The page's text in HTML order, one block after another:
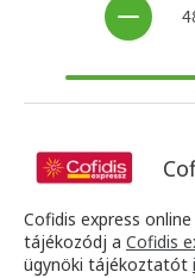
Cofidis express
tájékozódj a Cofidis
ügynöki tájékoztatót